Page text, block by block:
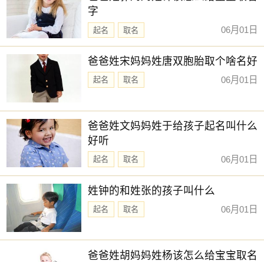
【书闻】 【仰浩】 【亦闲】 【冬瑶】
【丞阮】 【卿林】 【书智】 【书敏】
【一棠】 【予欣】 【元姝】 【云溪】
【伊然】 【世默】 【书语】 【书蕴】
【云栋】 【仁毅】 【乐善】 【元芷】
赐子好名，能伴子一生。想给宝宝取一个好名字吗？选
择下方的【宝宝起名】，为孩子起一个吉利的好名字吧。
字
起名 取名 06月01日
爸爸姓宋妈妈姓唐双胞胎取个啥名好
起名 取名 06月01日
爸爸姓文妈妈姓于给孩子起名叫什么
好听
起名 取名 06月01日
姓钟的和姓张的孩子叫什么
起名 取名 06月01日
爸爸姓胡妈妈姓杨该怎么给宝宝取名